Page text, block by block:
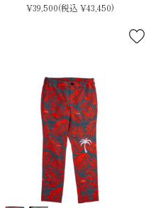
¥39,500(税込 ¥43,450)